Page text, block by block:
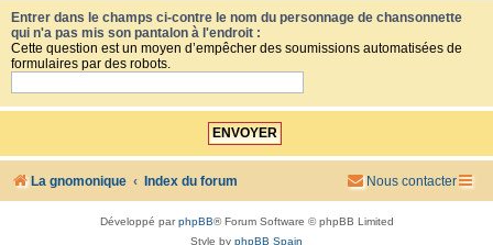
Entrer dans le champs ci-contre le nom du personnage de chansonnette
qui n'a pas mis son pantalon à l'endroit :
Cette question est un moyen d’empêcher des soumissions automatisées de
formulaires par des robots.
La gnomonique Index du forum Nous contacter
Développé parphpBB® Forum Software © phpBB Limited
Style by phpBB Spain